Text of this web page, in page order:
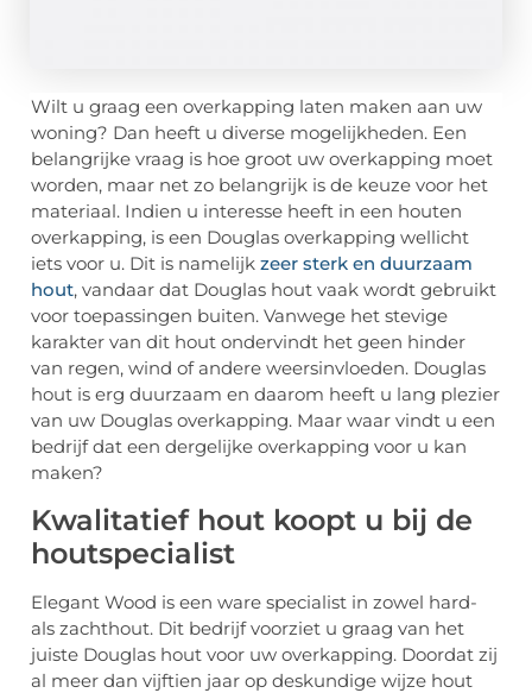
Wilt u graag een overkapping laten maken aan uw
woning? Dan heeft u diverse mogelijkheden. Een
belangrijke vraag is hoe groot uw overkapping moet
worden, maar net zo belangrijk is de keuze voor het
materiaal. Indien u interesse heeft in een houten
overkapping, is een Douglas overkapping wellicht
iets voor u. Dit is namelijk zeer sterk en duurzaam
hout, vandaar dat Douglas hout vaak wordt gebruikt
voor toepassingen buiten. Vanwege het stevige
karakter van dit hout ondervindt het geen hinder
van regen, wind of andere weersinvloeden. Douglas
hout is erg duurzaam en daarom heeft u lang plezier
van uw Douglas overkapping. Maar waar vindt u een
bedrijf dat een dergelijke overkapping voor u kan
maken?
Kwalitatief hout koopt u bij de
houtspecialist
Elegant Wood is een ware specialist in zowel hard-
als zachthout. Dit bedrijf voorziet u graag van het
juiste Douglas hout voor uw overkapping. Doordat zij
al meer dan vijftien jaar op deskundige wijze hout